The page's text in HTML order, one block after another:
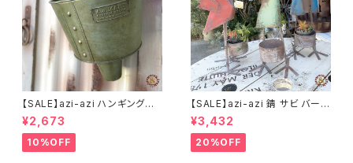
【SALE】azi-azi ハンギングブ
リキ漏斗プランターB
¥2,673
10%OFF
【SALE】azi-azi 錆 サビ バード
メタルプランター
¥3,432
20%OFF